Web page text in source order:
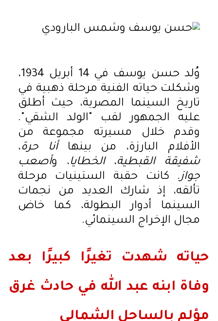
وُلد حسن يوسف في 14 أبريل 1934،
وشكلت حياته الفنية مرحلة ذهبية في
تاريخ السينما المصرية، حيث أطلق
عليه الجمهور لقب "الولد الشقي".
وقدم خلال مسيرته مجموعة من
الأفلام البارزة، من بينهاأنا حرة،
شفيقة القبطية،الخطايا، وأصعب
جواز. كانت حقبة الستينيات مرحلة
تألقه، إذ شارك العديد من نجمات
السينما أدوار البطولة، كما خاض
مجال الإخراج السينمائي.
حياته شهدت تغيرًا كبيرًا بعد
وفاة ابنه عبد الله في حادث غرق
مؤلم بالساحل الشمالي